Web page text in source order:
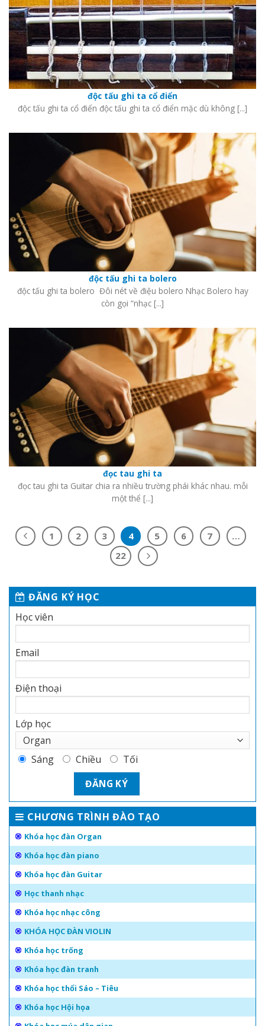
ĐĂNG KÝ HỌC
Học viên
Email
Điện thoại
Lớp học
Sáng Chiều Tối
CHƯƠNG TRÌNH ĐÀO TẠO
Khóa học đàn Organ
Khóa học đàn piano
Khóa học đàn Guitar
Học thanh nhạc
Khóa học nhạc công
KHÓA HỌC ĐÀN VIOLIN
Khóa học trống
Khóa học đàn tranh
Khóa học thổi Sáo – Tiêu
Khóa học Hội họa
độc tấu ghi ta cổ điển
độc tấu ghi ta cổ điển độc tấu ghi ta cổ điển mặc dù không [...]
độc tấu ghi ta bolero
độc tấu ghi ta bolero Đôi nét về điệu bolero Nhạc Bolero hay
còn gọi “nhạc [...]
đọc tau ghi ta
đọc tau ghi ta Guitar chia ra nhiều trường phái khác nhau. mỗi
một thể [...]
1 2 3 4 5 6 7
…
22